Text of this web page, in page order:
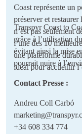
Coast représente un
préserver et
n’est pas seulement
l’une des 10
une plateforme
idéal pour accueillir
Transpyr Coast to
grâce à l’utilisation
évitant ainsi la mise
pourrait nuire à
Contact Presse :
Andreu Coll Carbó
+34 608 334 774